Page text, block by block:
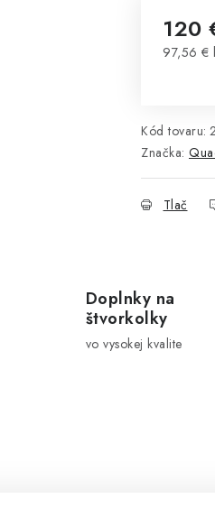
120
97,56 €
Kód tovaru:
Značka:
Tlač
Doplnky na
štvorkolky
vo vysokej kvalite